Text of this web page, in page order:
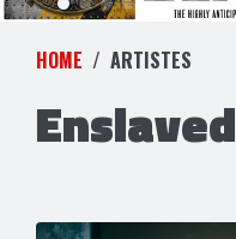
HOME ARTISTES
Enslaved